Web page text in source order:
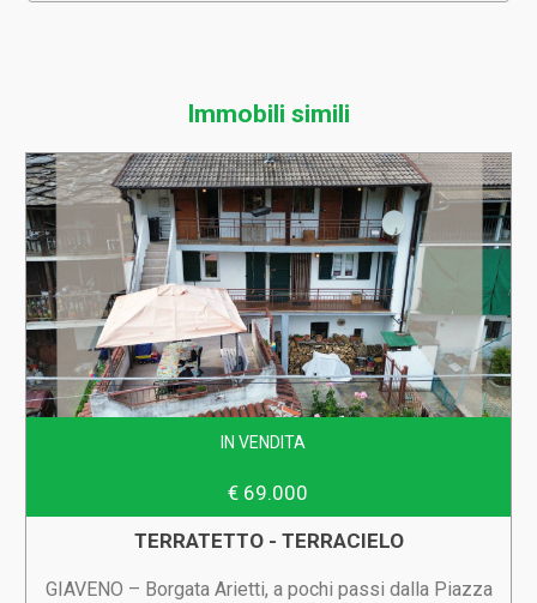
Immobili simili
IN VENDITA
€ 69.000
TERRATETTO - TERRACIELO
GIAVENO – Borgata Arietti, a pochi passi dalla Piazza